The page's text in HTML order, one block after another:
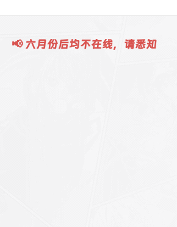
📢 六月份后均不在线，请悉知